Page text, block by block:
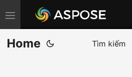
C
h
u
Home Tìm kiếm